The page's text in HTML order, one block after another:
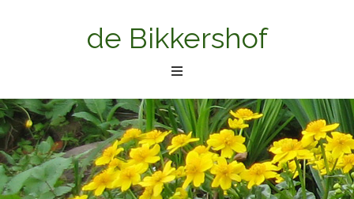
de Bikkershof